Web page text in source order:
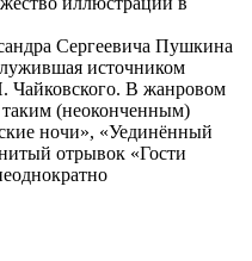
Сергеевича Пушкина
источником
В жанровом
(неоконченным)
ночи», «Уединённый
отрывок «Гости